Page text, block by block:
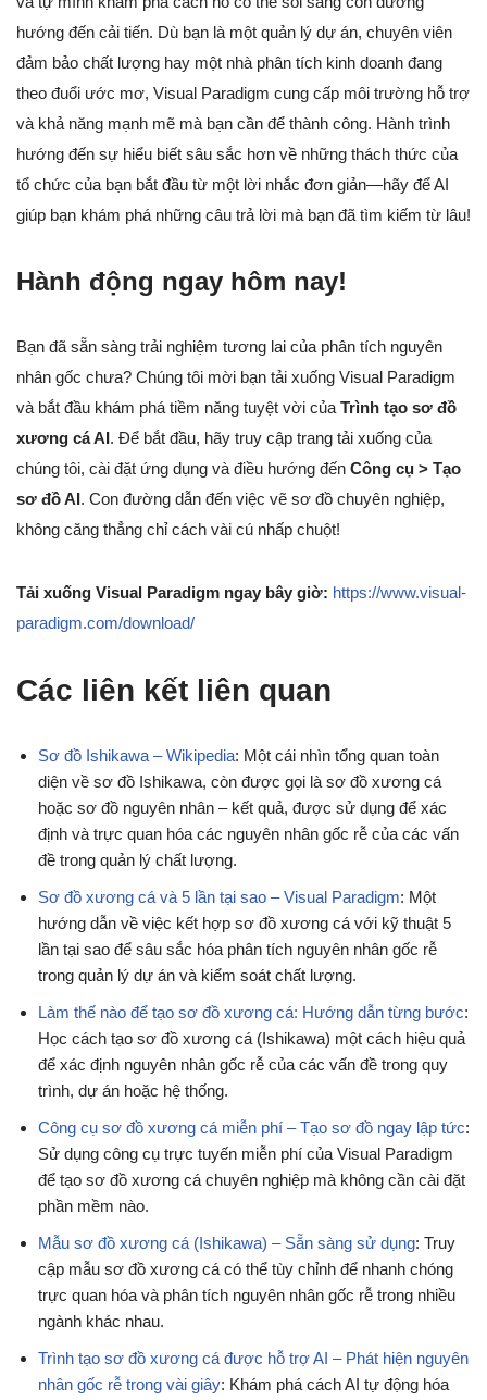
hướng đến cải tiến. Dù bạn là một quản lý dự án, chuyên viên
đảm bảo chất lượng hay một nhà phân tích kinh doanh đang
theo đuổi ước mơ, Visual Paradigm cung cấp môi trường hỗ trợ
và khả năng mạnh mẽ mà bạn cần để thành công. Hành trình
hướng đến sự hiểu biết sâu sắc hơn về những thách thức của
tổ chức của bạn bắt đầu từ một lời nhắc đơn giản—hãy để AI
giúp bạn khám phá những câu trả lời mà bạn đã tìm kiếm từ lâu!
Hành động ngay hôm nay!
Bạn đã sẵn sàng trải nghiệm tương lai của phân tích nguyên
nhân gốc chưa? Chúng tôi mời bạn tải xuống Visual Paradigm
và bắt đầu khám phá tiềm năng tuyệt vời của Trình tạo sơ đồ
xương cá AI. Để bắt đầu, hãy truy cập trang tải xuống của
chúng tôi, cài đặt ứng dụng và điều hướng đến Công cụ > Tạo
sơ đồ AI. Con đường dẫn đến việc vẽ sơ đồ chuyên nghiệp,
không căng thẳng chỉ cách vài cú nhấp chuột!
Tải xuống Visual Paradigm ngay bây giờ: https://www.visual-
paradigm.com/download/
Các liên kết liên quan
Sơ đồ Ishikawa – Wikipedia: Một cái nhìn tổng quan toàn
diện về sơ đồ Ishikawa, còn được gọi là sơ đồ xương cá
hoặc sơ đồ nguyên nhân – kết quả, được sử dụng để xác
định và trực quan hóa các nguyên nhân gốc rễ của các vấn
đề trong quản lý chất lượng.
Sơ đồ xương cá và 5 lần tại sao – Visual Paradigm: Một
hướng dẫn về việc kết hợp sơ đồ xương cá với kỹ thuật 5
lần tại sao để sâu sắc hóa phân tích nguyên nhân gốc rễ
trong quản lý dự án và kiểm soát chất lượng.
Làm thế nào để tạo sơ đồ xương cá: Hướng dẫn từng bước:
Học cách tạo sơ đồ xương cá (Ishikawa) một cách hiệu quả
để xác định nguyên nhân gốc rễ của các vấn đề trong quy
trình, dự án hoặc hệ thống.
Công cụ sơ đồ xương cá miễn phí – Tạo sơ đồ ngay lập tức:
Sử dụng công cụ trực tuyến miễn phí của Visual Paradigm
để tạo sơ đồ xương cá chuyên nghiệp mà không cần cài đặt
phần mềm nào.
Mẫu sơ đồ xương cá (Ishikawa) – Sẵn sàng sử dụng: Truy
cập mẫu sơ đồ xương cá có thể tùy chỉnh để nhanh chóng
trực quan hóa và phân tích nguyên nhân gốc rễ trong nhiều
ngành khác nhau.
Trình tạo sơ đồ xương cá được hỗ trợ AI – Phát hiện nguyên
nhân gốc rễ trong vài giây: Khám phá cách AI tự động hóa